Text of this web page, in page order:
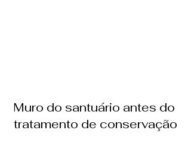
Muro do santuário antes do
tratamento de conservação